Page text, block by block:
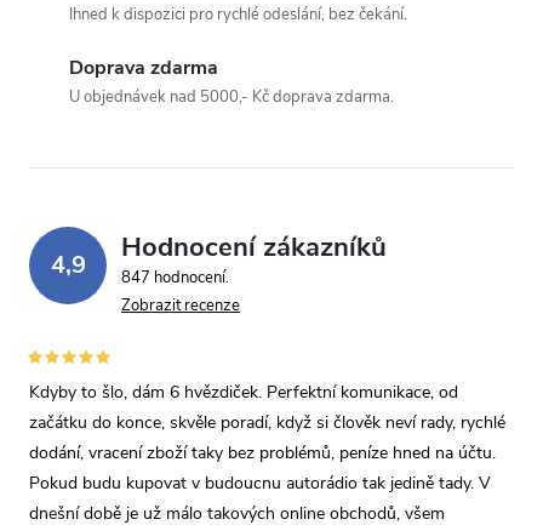
Odeslat dotaz
Odesláním souhlasíte se
Ihned k dispozici pro rychlé odeslání, bez čekání.
Doprava zdarma
U objednávek nad 5000,- Kč doprava zdarma.
4,9 Hodnocení zákazníků
847 hodnocení
Zobrazit recenze
Kdyby to šlo, dám 6 hvězdiček. Perfektní komunikace, od
začátku do konce, skvěle poradí, když si člověk neví rady, rychlé
dodání, vracení zboží taky bez problémů, peníze hned na účtu.
Pokud budu kupovat v budoucnu autorádio tak jedině tady. V
dnešní době je už málo takových online obchodů, všem